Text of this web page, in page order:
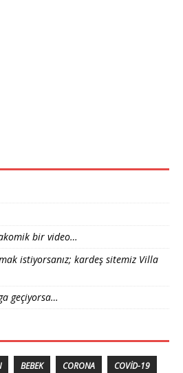
bir video…
istiyorsanız; kardeş sitemiz Villa
geçiyorsa…
BEBEK CORONA COVID-19